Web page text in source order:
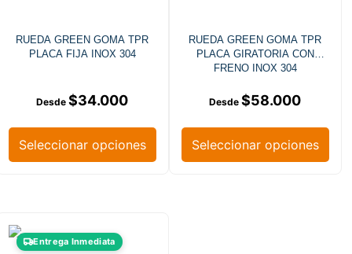
RUEDA GREEN GOMA TPR
PLACA FIJA INOX 304
$34.000
Seleccionar opciones
RUEDA GREEN GOMA TPR
PLACA GIRATORIA CON
FRENO INOX 304
$58.000
Seleccionar opciones
Entrega Inmediata